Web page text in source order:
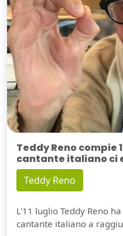
Teddy Reno compie
cantante italiano ci
Teddy Reno
L'11 luglio Teddy Reno
cantante italiano a